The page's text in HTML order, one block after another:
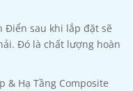
Điển sau khi lắp đặt sẽ
Đó là chất lượng hoàn
& Hạ Tầng Composite